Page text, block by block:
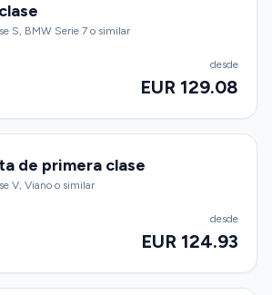
S, BMW Serie 7 o similar
desde
EUR 129.08
de primera clase
V, Viano o similar
desde
EUR 124.93